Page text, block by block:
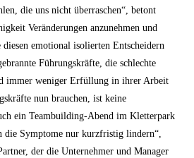
die uns nicht überraschen“, betont
Veränderungen anzunehmen und
emotional isolierten Entscheidern
Führungskräfte, die schlechte
immer weniger Erfüllung in ihrer Arbeit
nun brauchen, ist keine
ein Teambuilding-Abend im Kletterpark
die Symptome nur kurzfristig lindern“,
der die Unternehmer und Manager